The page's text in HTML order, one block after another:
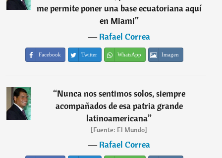
me permite poner una base ecuatoriana aquí
en Miami”
―Rafael Correa
Facebook Twitter WhatsApp Imagen
“Nunca nos sentimos solos, siempre
acompañados de esa patria grande
latinoamericana”
[Fuente: El Mundo]
―Rafael Correa